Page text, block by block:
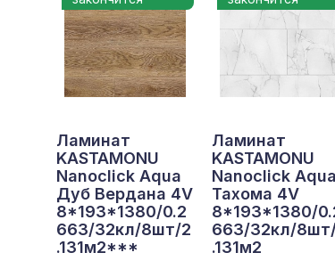
Ламинат
KASTAMONU
Nanoclick Aqua
Дуб Вердана 4V
8*193*1380/0.2
663/32кл/8шт/2
.131м2***
Ламинат
KASTAMONU
Nanoclick Aqua
Тахома 4V
8*193*1380/
663/32кл/
.131м2